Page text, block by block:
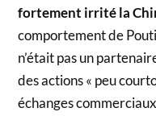
fortement irrité la
comportement de
n’était pas un
des actions « peu
échanges